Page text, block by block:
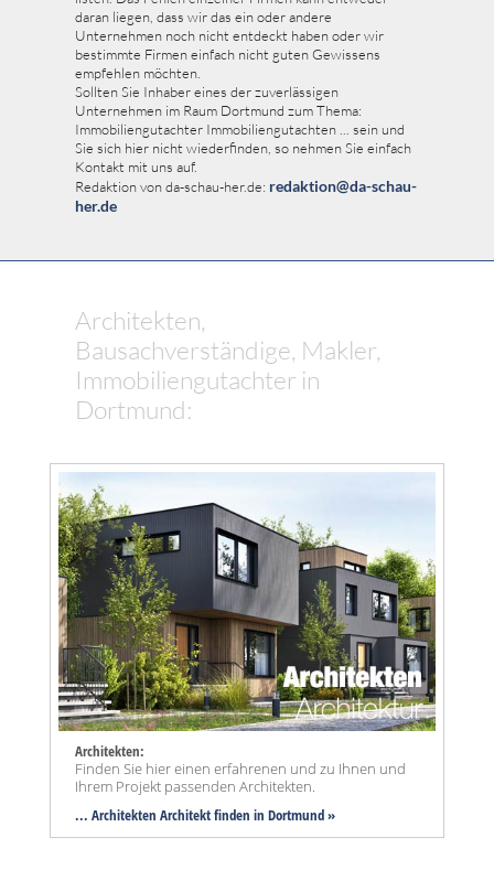
daran liegen, dass wir das ein oder andere
Unternehmen noch nicht entdeckt haben oder wir
bestimmte Firmen einfach nicht guten Gewissens
empfehlen möchten.
Sollten Sie Inhaber eines der zuverlässigen
Unternehmen im Raum Dortmund zum Thema:
Immobiliengutachter Immobiliengutachten ... sein und
Sie sich hier nicht wiederfinden, so nehmen Sie einfach
Kontakt mit uns auf.
Redaktion von da-schau-her.de: redaktion@da-schau-
her.de
Architekten,
Bausachverständige, Makler,
Immobiliengutachter in
Dortmund:
Architekten:
Finden Sie hier einen erfahrenen und zu Ihnen und
Ihrem Projekt passenden Architekten.
... Architekten Architekt finden in Dortmund »